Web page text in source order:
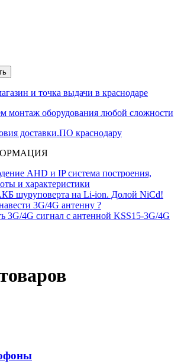
и точка выдачи в краснодаре
монтаж оборудования любой сложности
доставки.ПО краснодару
AHD и IP система построения,
и характеристики
шуруповерта на Li-ion. Долой NiCd!
3G/4G антенну ?
3G/4G сигнал с антенной KSS15-3G/4G